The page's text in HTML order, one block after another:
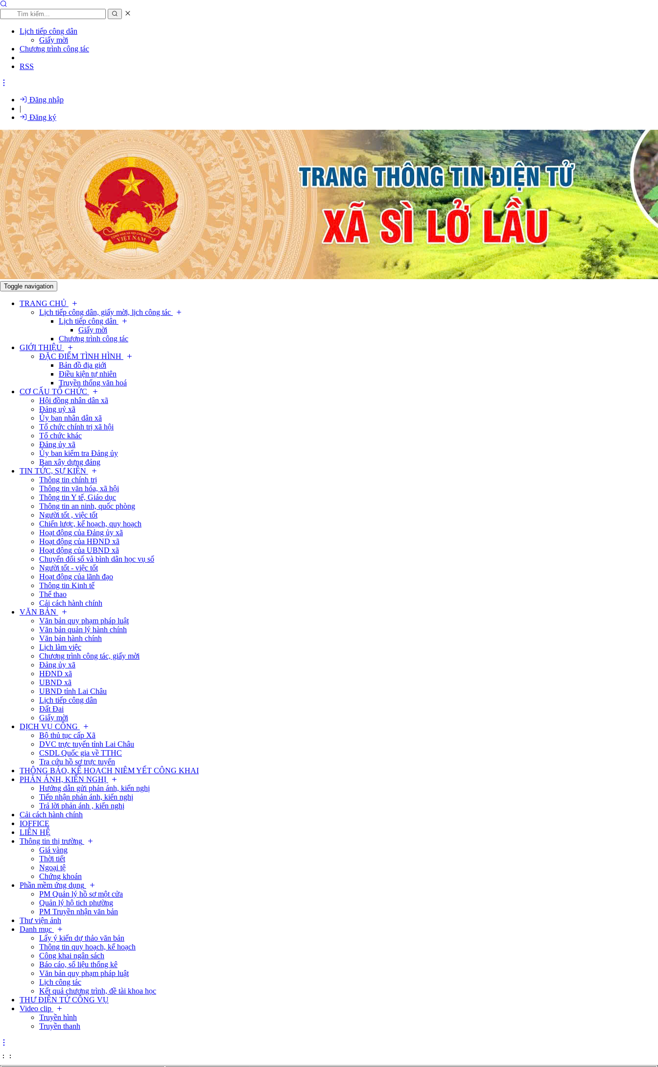
Lịch tiếp công dân
Giấy mời
Chương trình công tác
RSS
Đăng nhập
|
Đăng ký
Toggle navigation
TRANG CHỦ
Lịch tiếp công dân, giấy mời, lịch công tác
Lịch tiếp công dân
Giấy mời
Chương trình công tác
GIỚI THIỆU
ĐẶC ĐIỂM TÌNH HÌNH
Bản đồ địa giới
Điều kiện tự nhiên
Truyền thống văn hoá
CƠ CẤU TỔ CHỨC
Hội đồng nhân dân xã
Đảng uỷ xã
Ủy ban nhân dân xã
Tổ chức chính trị xã hội
Tổ chức khác
Đảng ủy xã
Ủy ban kiểm tra Đảng ủy
Ban xây dựng đảng
TIN TỨC, SỰ KIỆN
Thông tin chính trị
Thông tin văn hóa, xã hội
Thông tin Y tế, Giáo dục
Thông tin an ninh, quốc phòng
Người tốt , việc tốt
Chiến lược, kế hoạch, quy hoạch
Hoạt động của Đảng ủy xã
Hoạt động của HĐND xã
Hoạt động của UBND xã
Chuyển đổi số và bình dân học vụ số
Người tốt - việc tốt
Hoạt động của lãnh đạo
Thông tin Kinh tế
Thể thao
Cải cách hành chính
VĂN BẢN
Văn bản quy phạm pháp luật
Văn bản quản lý hành chính
Văn bản hành chính
Lịch làm việc
Chương trình công tác, giấy mời
Đảng ủy xã
HĐND xã
UBND xã
UBND tỉnh Lai Châu
Lịch tiếp công dân
Đất Đai
Giấy mời
DỊCH VỤ CÔNG
Bộ thủ tục cấp Xã
DVC trực tuyến tỉnh Lai Châu
CSDL Quốc gia về TTHC
Tra cứu hồ sơ trực tuyến
THÔNG BÁO, KẾ HOẠCH NIÊM YẾT CÔNG KHAI
PHẢN ÁNH, KIẾN NGHỊ
Hướng dẫn gửi phản ánh, kiến nghị
Tiếp nhận phản ánh, kiến nghị
Trả lời phản ánh , kiến nghị
Cải cách hành chính
IOFFICE
LIÊN HỆ
Thông tin thị trường
Giá vàng
Thời tiết
Ngoại tệ
Chứng khoán
Phần mềm ứng dụng
PM Quản lý hồ sơ một cửa
Quản lý hộ tich phường
PM Truyền nhận văn bản
Thư viện ảnh
Danh mục
Lấy ý kiến dự thảo văn bản
Thông tin quy hoạch, kế hoạch
Công khai ngân sách
Báo cáo, số liệu thống kê
Văn bản quy phạm pháp luật
Lịch công tác
Kết quả chương trình, đề tài khoa học
THƯ ĐIỆN TỬ CÔNG VỤ
Video clip
Truyền hình
Truyền thanh
: :